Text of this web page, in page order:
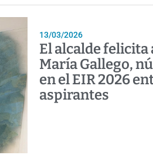
13/03/2026
El alcalde
María Gallego,
en el EIR 2026
aspirantes